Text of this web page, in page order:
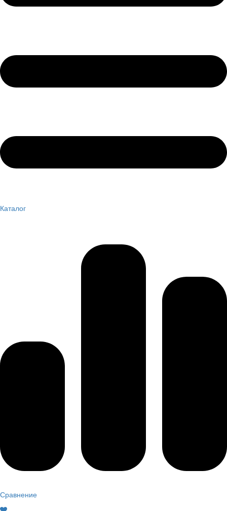
Каталог
Сравнение